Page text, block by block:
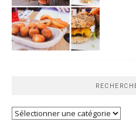
Recherche